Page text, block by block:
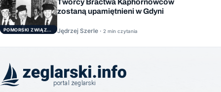
POMORSKI ZWIĄZEK ŻEGLARSKI
Twórcy Bractwa Kaphornowców
zostaną upamiętnieni w Gdyni
Jędrzej Szerle · 2 min czytania